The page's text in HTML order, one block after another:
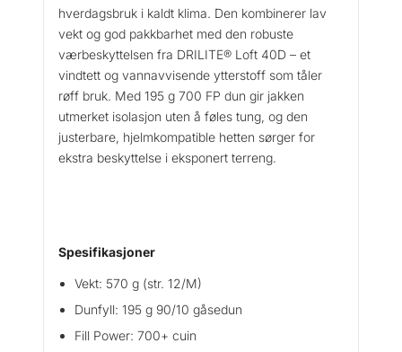
hverdagsbruk i kaldt klima. Den kombinerer lav
vekt og god pakkbarhet med den robuste
værbeskyttelsen fra DRILITE® Loft 40D – et
vindtett og vannavvisende ytterstoff som tåler
røff bruk. Med 195 g 700 FP dun gir jakken
utmerket isolasjon uten å føles tung, og den
justerbare, hjelmkompatible hetten sørger for
ekstra beskyttelse i eksponert terreng.
Spesifikasjoner
Vekt: 570 g (str. 12/M)
Dunfyll: 195 g 90/10 gåsedun
Fill Power: 700+ cuin